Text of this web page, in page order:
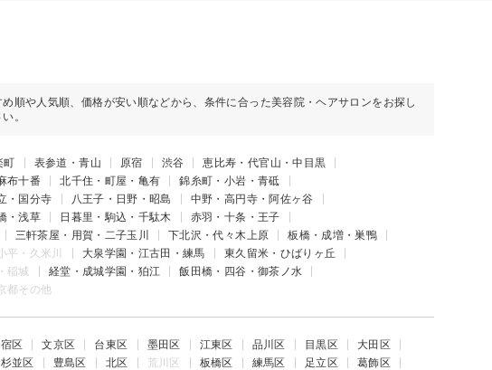
め順や人気順、価格が安い順などから、条件に合った美容院・ヘアサロンをお探し
。
町 表参道・青山 原宿 渋谷
恵比寿・代官山・中目黒
布十番 北千住・町屋・亀有
錦糸町・小岩・青砥
・国分寺 八王子・日野・昭島
中野・高円寺・阿佐ヶ谷
・浅草 日暮里・駒込・千駄木
赤羽・十条・王子
三軒茶屋・用賀・二子玉川 下北沢・代々木上原
板橋・成増・巣鴨
平・久米川 大泉学園・江古田・練馬
東久留米・ひばりヶ丘
稲城 経堂・成城学園・狛江
飯田橋・四谷・御茶ノ水
都その他
区 文京区 台東区 墨田区 江東区 品川区 目黒区
大田区
杉並区 豊島区 北区 荒川区 板橋区 練馬区 足立区
葛飾区